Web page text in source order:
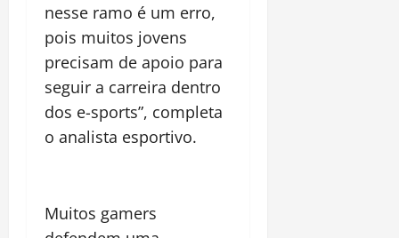
nesse ramo é um erro,
pois muitos jovens
precisam de apoio para
seguir a carreira dentro
dos e-sports”, completa
o analista esportivo.
Muitos gamers